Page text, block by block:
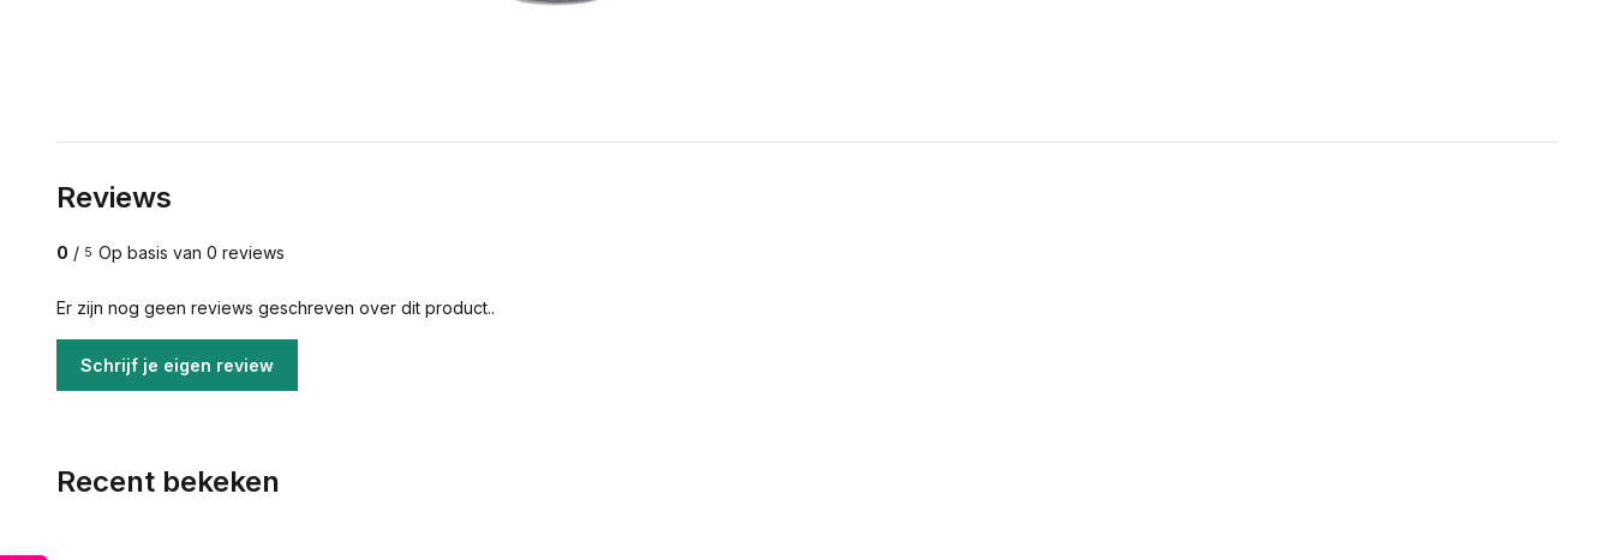
Reviews
0 / 5 Op basis van 0 reviews
Er zijn nog geen reviews geschreven over dit product..
Schrijf je eigen review
Recent bekeken